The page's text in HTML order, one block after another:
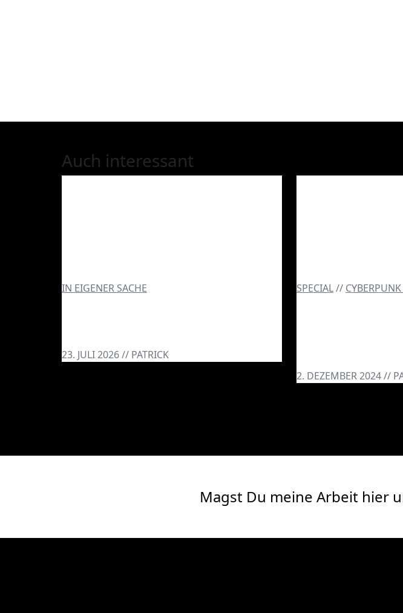
Auch interessant
IN EIGENER SACHE
23. JULI 2026 // PATRICK
SPECIAL//
2. DEZEMBER 2024 //
Magst Du meine Arbeit hier